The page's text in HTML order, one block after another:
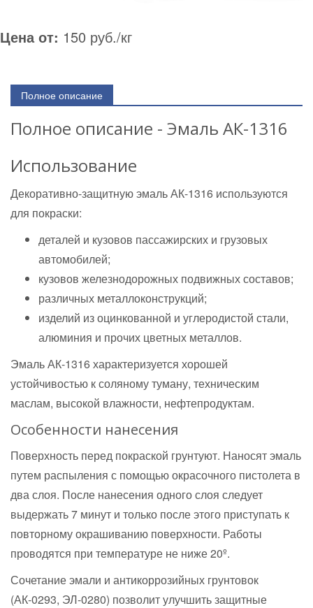
Цена от: 150 руб./кг
Полное описание
Полное описание - Эмаль АК-1316
Использование
Декоративно-защитную эмаль АК-1316 используются
для покраски:
деталей и кузовов пассажирских и грузовых
автомобилей;
кузовов железнодорожных подвижных составов;
различных металлоконструкций;
изделий из оцинкованной и углеродистой стали,
алюминия и прочих цветных металлов.
Эмаль АК-1316 характеризуется хорошей
устойчивостью к соляному туману, техническим
маслам, высокой влажности, нефтепродуктам.
Особенности нанесения
Поверхность перед покраской грунтуют. Наносят эмаль
путем распыления с помощью окрасочного пистолета в
два слоя. После нанесения одного слоя следует
выдержать 7 минут и только после этого приступать к
повторному окрашиванию поверхности. Работы
проводятся при температуре не ниже 20º.
Сочетание эмали и антикоррозийных грунтовок
(АК-0293, ЭЛ-0280) позволит улучшить защитные